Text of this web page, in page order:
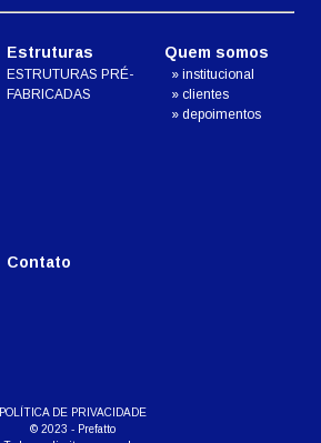
Estruturas
ESTRUTURAS PRÉ-
FABRICADAS
Quem somos
institucional
clientes
depoimentos
Contato
POLÍTICA DE PRIVACIDADE
© 2023 - Prefatto